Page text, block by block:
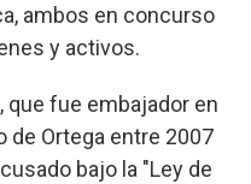
ambos en concurso
y activos.
, que fue embajador en
de Ortega entre 2007
bajo la "Ley de